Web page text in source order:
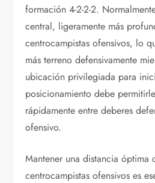
formación 4-2-2-2.
central, ligeramente más
centrocampistas ofensivos, lo
más terreno defensivamente
ubicación privilegiada para
posicionamiento debe
rápidamente entre deberes
ofensivo.
Mantener una distancia óptima
centrocampistas ofensivos es